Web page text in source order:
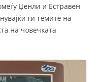
Џенли и Естравен
ги темите на
на човечката